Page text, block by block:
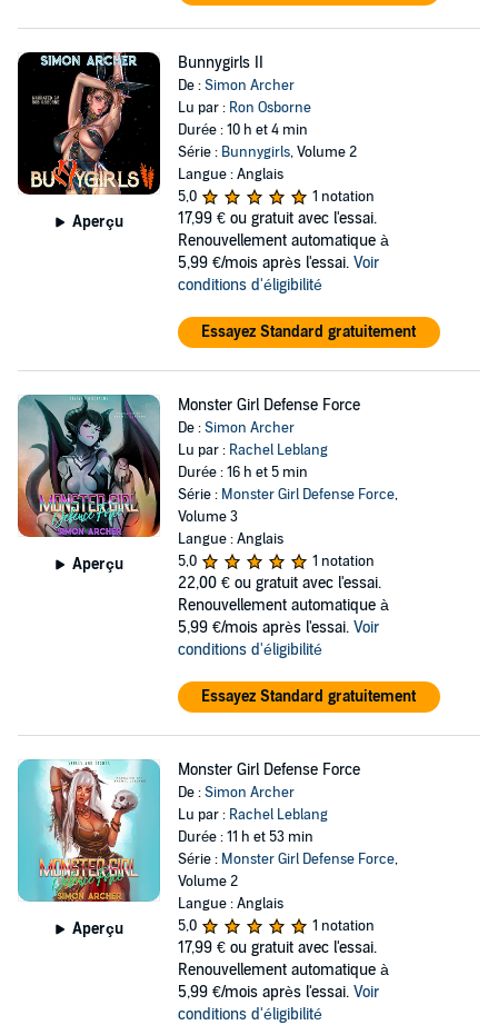
Aperçu
Bunnygirls II
De :Simon Archer
Lu par : Ron Osborne
Durée : 10 h et 4 min
Série : Bunnygirls, Volume 2
Langue : Anglais
5,0
1 notation
17,99 € ou gratuit avec l'essai.
Renouvellement automatique à
5,99 €/mois après l'essai. Voir
conditions d'éligibilité
Essayez Standard gratuitement
Aperçu
Monster Girl Defense Force
De :Simon Archer
Lu par : Rachel Leblang
Durée : 16 h et 5 min
Série : Monster Girl Defense Force,
Volume 3
Langue : Anglais
5,0
1 notation
22,00 € ou gratuit avec l'essai.
Renouvellement automatique à
5,99 €/mois après l'essai. Voir
conditions d'éligibilité
Essayez Standard gratuitement
Aperçu
Monster Girl Defense Force
De :Simon Archer
Lu par : Rachel Leblang
Durée : 11 h et 53 min
Série : Monster Girl Defense Force,
Volume 2
Langue : Anglais
5,0
1 notation
17,99 € ou gratuit avec l'essai.
Renouvellement automatique à
5,99 €/mois après l'essai. Voir
conditions d'éligibilité